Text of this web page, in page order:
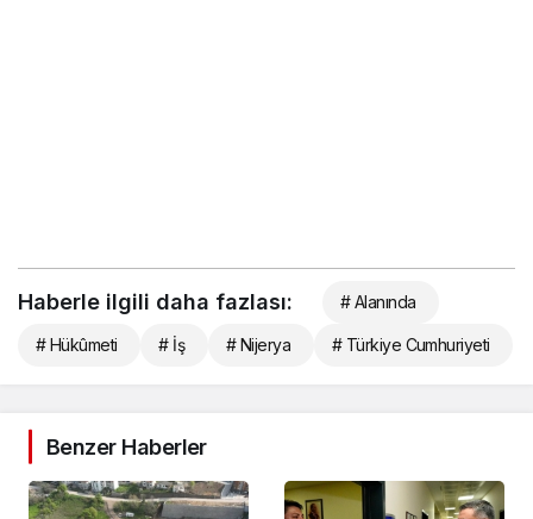
Haberle ilgili daha fazlası: # Alanında
# Hükûmeti # İş # Nijerya # Türkiye Cumhuriyeti
Benzer Haberler